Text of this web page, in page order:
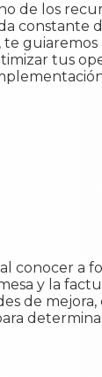
de los
constante
te guiaremos
tus
conocer a
y la
de